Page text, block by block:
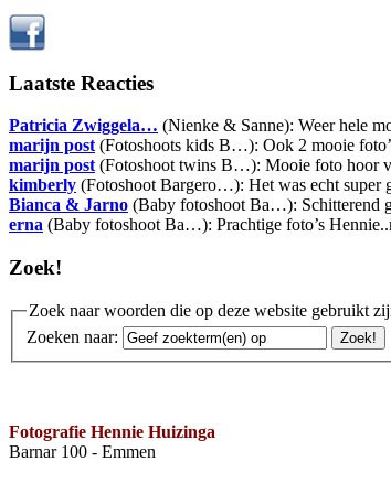
Laatste Reacties
Patricia Zwiggela… (Nienke & Sanne): Weer hele
marijn post (Fotoshoots kids B…): Ook 2 mooie
marijn post (Fotoshoot twins B…): Mooie foto hoor
kimberly (Fotoshoot Bargero…): Het was echt super
Bianca & Jarno (Baby fotoshoot Ba…): Schitterend
erna (Baby fotoshoot Ba…): Prachtige foto’s
Zoek!
Zoek naar woorden die op deze website gebruikt
Zoeken naar:
Fotografie Hennie Huizinga
Barnar 100 - Emmen